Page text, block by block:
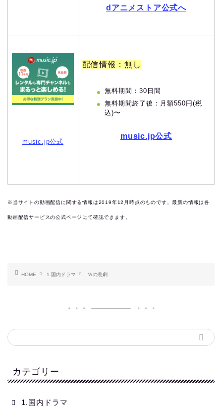
dアニメストア公式へ
music.jp公式
配信情報：無し
無料期間：30日間
無料期間終了後：月額550円(税
込)〜
music.jp公式
※当サイトの動画配信に関する情報は2019年12月時点のものです。最新の情報は各
動画配信サービスの公式ページにて確認できます。
HOME 1.国内ドラマ Ｗの悲劇
カテゴリー
1.国内ドラマ